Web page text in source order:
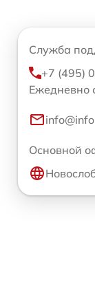
Служба
+7 (495)
Ежедневно
Основной